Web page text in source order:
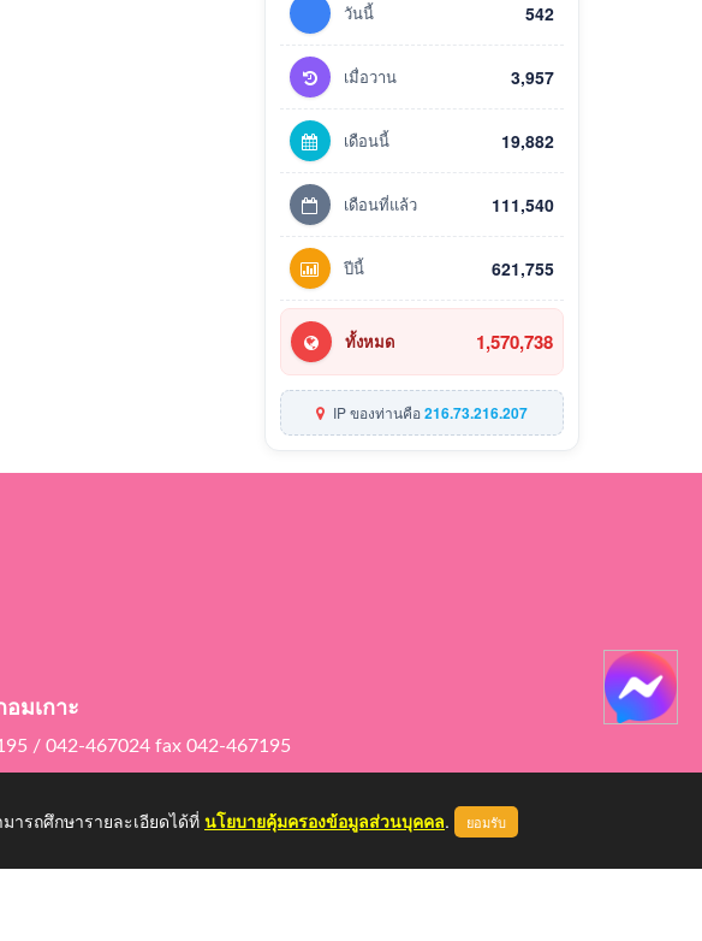
วันนี้ 542
เมื่อวาน 3,957
เดือนนี้ 19,882
เดือนที่แล้ว 111,540
ปีนี้ 621,755
ทั้งหมด 1,570,738
IP ของท่านคือ216.73.216.207
มเกาะ
/ 042-467024 fax 042-467195
รถศึกษารายละเอียดได้ที่ นโยบายคุ้มครองข้อมูลส่วนบุคคล. ยอมรับ